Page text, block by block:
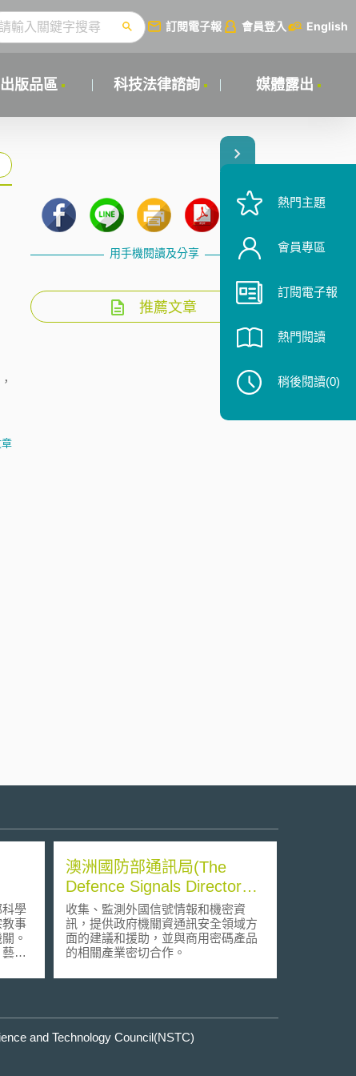
訂閱電子報 會員登入 English
出版品區 科技法律諮詢 媒體露出
用手機閱讀及分享
推薦文章
學
事
。
術
澳洲國防部通訊局(The
Defence Signals Directorate
/DSD)
收集、監測外國信號情報和機密資
訊，提供政府機關資通訊安全領域方
面的建議和援助，並與商用密碼產品
的相關產業密切合作。
and Technology Council(NSTC)
熱門主題
會員專區
訂閱電子報
熱門閱讀
稍後閱讀(0)